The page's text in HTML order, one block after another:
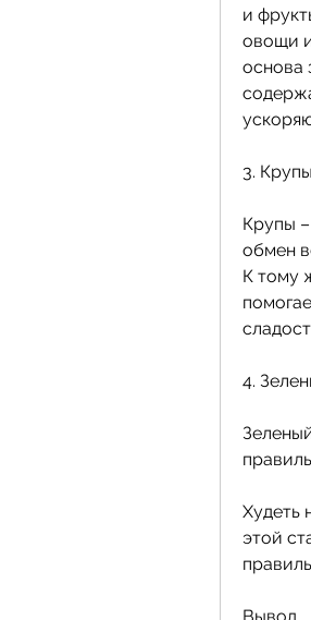
и
овощи
основа
3. Крупы
Крупы
обмен
К тому
4.
Худеть
этой